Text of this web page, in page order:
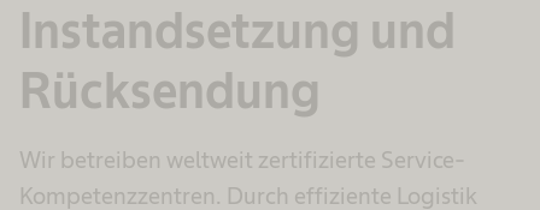
Instandsetzung und
Rücksendung
Wir betreiben weltweit zertifizierte Service-
Kompetenzzentren. Durch effiziente Logistik